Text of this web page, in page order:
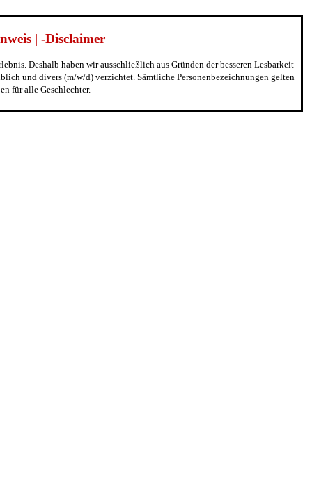
| -Disclaimer
Deshalb haben wir ausschließlich aus Gründen der besseren Lesbarkeit
und divers (m/w/d) verzichtet. Sämtliche Personenbezeichnungen gelten
für alle Geschlechter.